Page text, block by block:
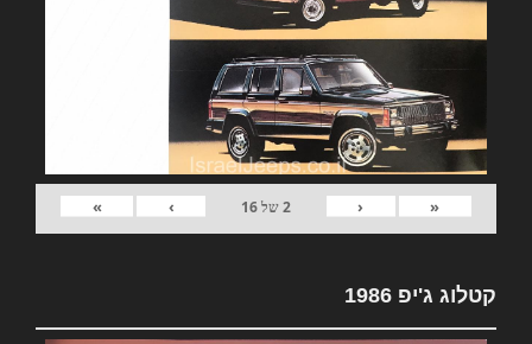
«
‹
2של16
›
»
קטלוג ג'יפ 1986